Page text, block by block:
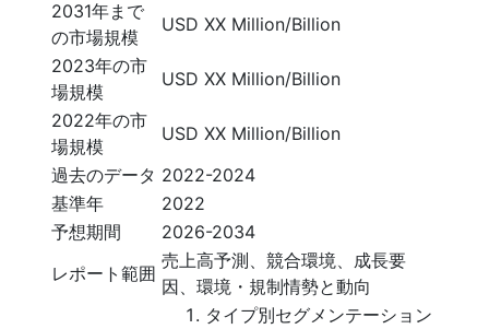
2031年まで
の市場規模
USD XX Million/Billion
2023年の市
場規模
USD XX Million/Billion
2022年の市
場規模
USD XX Million/Billion
過去のデータ 2022-2024
基準年
2022
予想期間
2026-2034
レポート範囲
売上高予測、競合環境、成長要
因、環境・規制情勢と動向
タイプ別セグメンテーション